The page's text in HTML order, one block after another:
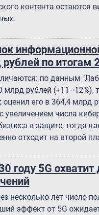
контента
по итогам
по данным
млрд рублей (+11–12%),
оценил его в 364,4 млрд
числа
в защите, тогда
отходит на второй
году 5G охватит
несколько лет число
эффект от 5G